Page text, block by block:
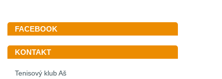
FACEBOOK
KONTAKT
Tenisový klub Aš